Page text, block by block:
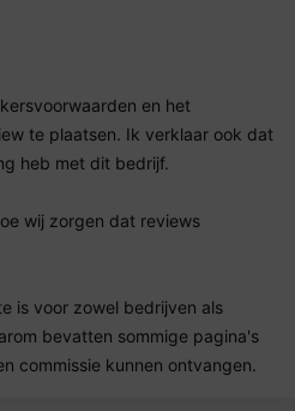
en het
te plaatsen. Ik verklaar ook dat
heb met dit bedrijf.
wij zorgen dat reviews
is voor zowel bedrijven als
bevatten sommige pagina's
commissie kunnen ontvangen.